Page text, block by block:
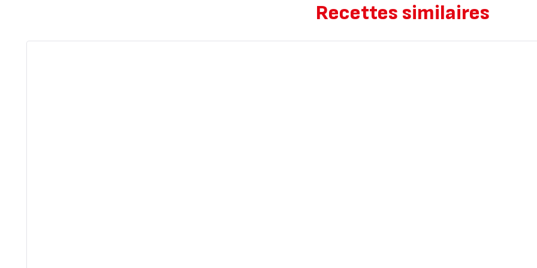
Recettes similaires